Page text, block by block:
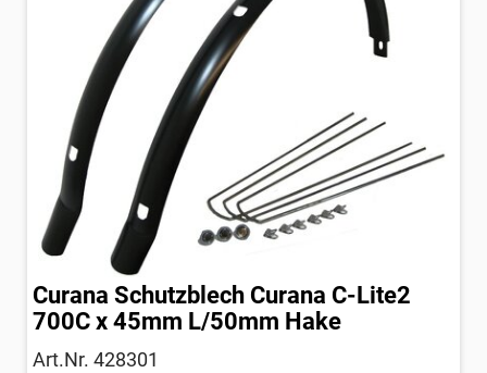
Curana Schutzblech Curana C-Lite2
700C x 45mm L/50mm Hake
Art.Nr. 428301